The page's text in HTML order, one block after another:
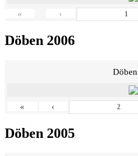
« ‹
Döben 2006
« ‹
Döben 2005